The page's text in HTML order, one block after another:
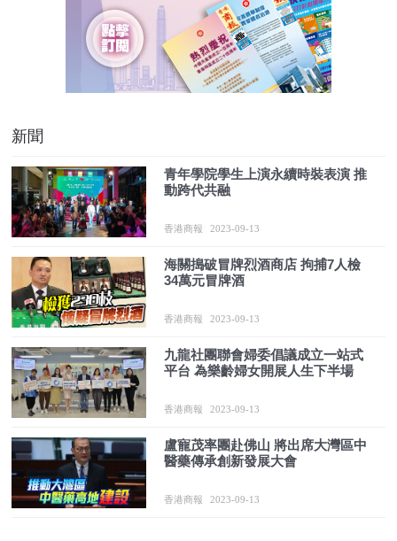
新聞
青年學院學生上演永續時裝表演 推
動跨代共融
香港商報 2023-09-13
海關搗破冒牌烈酒商店 拘捕7人檢
34萬元冒牌酒
香港商報 2023-09-13
九龍社團聯會婦委倡議成立一站式
平台 為樂齡婦女開展人生下半場
香港商報 2023-09-13
盧寵茂率團赴佛山 將出席大灣區中
醫藥傳承創新發展大會
香港商報 2023-09-13